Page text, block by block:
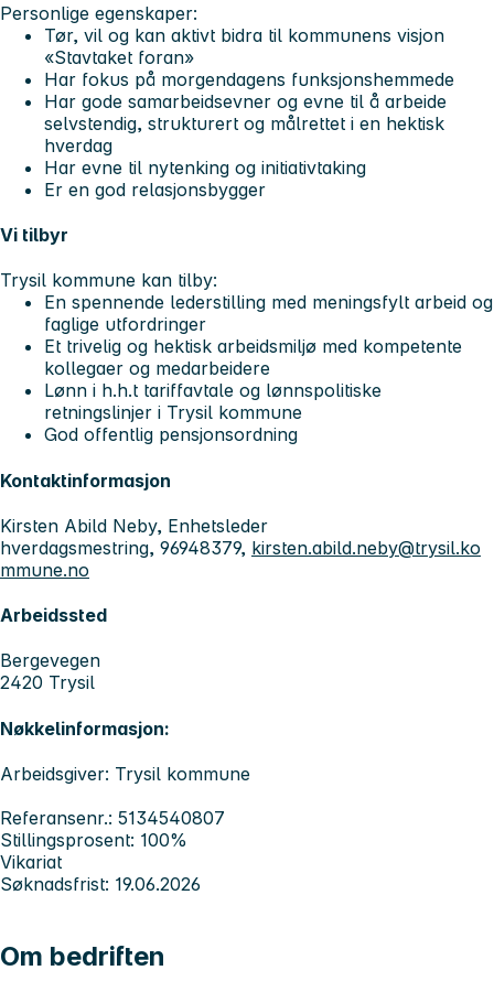
Personlige egenskaper:
Tør, vil og kan aktivt bidra til kommunens visjon
«Stavtaket foran»
Har fokus på morgendagens funksjonshemmede
Har gode samarbeidsevner og evne til å arbeide
selvstendig, strukturert og målrettet i en hektisk
hverdag
Har evne til nytenking og initiativtaking
Er en god relasjonsbygger
Vi tilbyr
Trysil kommune kan tilby:
En spennende lederstilling med meningsfylt arbeid og
faglige utfordringer
Et trivelig og hektisk arbeidsmiljø med kompetente
kollegaer og medarbeidere
Lønn i h.h.t tariffavtale og lønnspolitiske
retningslinjer i Trysil kommune
God offentlig pensjonsordning
Kontaktinformasjon
Kirsten Abild Neby, Enhetsleder
hverdagsmestring, 96948379, kirsten.abild.neby@trysil.ko
mmune.no
Arbeidssted
Bergevegen
2420 Trysil
Nøkkelinformasjon:
Arbeidsgiver: Trysil kommune
Referansenr.: 5134540807
Stillingsprosent: 100%
Vikariat
Søknadsfrist: 19.06.2026
Om bedriften